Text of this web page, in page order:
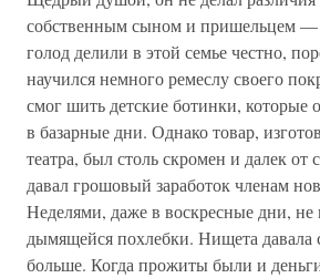
собственным сыном и пришельцем —
голод делили в этой семье честно,
научился немного ремеслу своего
смог шить детские ботинки, которые
в базарные дни. Однако товар,
театра, был столь скромен и далек от
давал грошовый заработок членам
Неделями, даже в воскресные дни, не
дымящейся похлебки. Нищета давала
больше. Когда прожиты были и